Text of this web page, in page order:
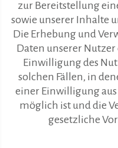
zur Bereitstellung
sowie unserer Inhalte
Die Erhebung und
Daten unserer
Einwilligung des
solchen Fällen, in
einer Einwilligung
möglich ist und die
gesetzliche